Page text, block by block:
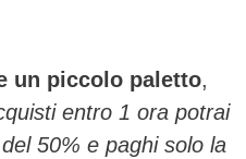
un piccolo paletto,
entro 1 ora potrai
50% e paghi solo la